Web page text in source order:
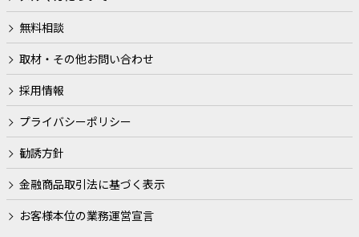
事業内容
金融商品仲介業務（口座開設の勧誘、有価証券の売買
の媒介）及びこれに不随する業務
金融商品仲介業における有価証券・金融商品の勧誘、
取引の媒介、サービスを行うため
弊社又は関連会社、提携会社の商品の勧誘・販売・サ
ービスの案内を行うため
適合性の原則等に照らした商品・サービスの提供の妥
当性を判断するため
無料相談
取材・その他お問い合わせ
採用情報
プライバシーポリシー
勧誘方針
金融商品取引法に基づく表示
お客様本位の業務運営宣言